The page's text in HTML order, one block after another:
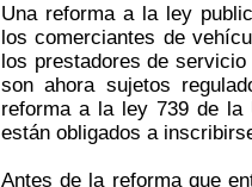
Una reforma a la ley
los comerciantes de
los prestadores de
son ahora sujetos
reforma a la ley 739 de la
están obligados a
Antes de la reforma que